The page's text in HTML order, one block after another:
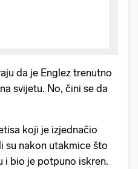
da je Englez trenutno
svijetu. No, čini se da
koji je izjednačio
su nakon utakmice što
i bio je potpuno iskren.